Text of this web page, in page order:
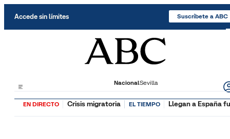
Accede sin límites Suscríbete a ABC
NacionalSevilla
EN DIRECTO Crisis migratoria EL TIEMPO Llegan a España